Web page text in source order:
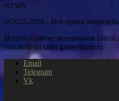
NEWS
@2024-2026 - Все права
Использование материалов сайта
ссылкой на сайт game-super.ru
Email
Telegram
Vk